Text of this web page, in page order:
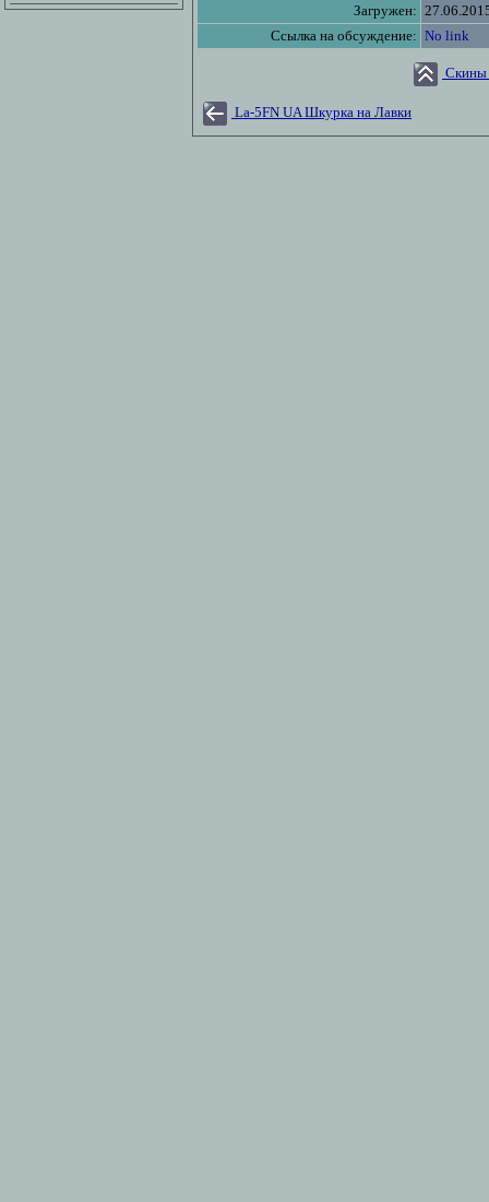
Загружен:
Ссылка на обсуждение: No link
Скины
La-5FN UA Шкурка на Лавки